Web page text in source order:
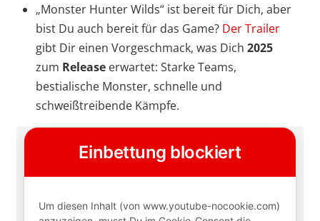
„Monster Hunter Wilds“ ist bereit für Dich, aber
bist Du auch bereit für das Game? Der Trailer
gibt Dir einen Vorgeschmack, was Dich 2025
zum Release erwartet: Starke Teams,
bestialische Monster, schnelle und
schweißtreibende Kämpfe.